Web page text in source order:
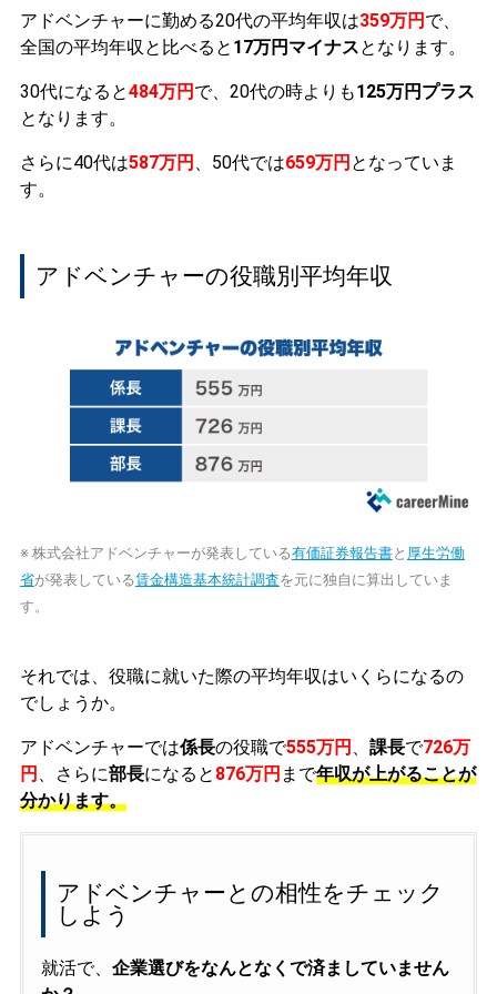
アドベンチャーに勤める20代の平均年収は359万円 で、
全国の平均年収と比べると 17万円マイナスとなります。
30代になると484万円 で、20代の時よりも125万円プラス
となります。
さらに40代は587万円 、50代では659万円 となっていま
す。
アドベンチャーの役職別平均年収
※ 株式会社アドベンチャーが発表している有価証券報告書と 厚生労働
省が発表している賃金構造基本統計調査を元に独自に算出していま
す。
それでは、役職に就いた際の平均年収はいくらになるの
でしょうか。
アドベンチャーでは係長の役職で555万円 課長で726万
円
、さらに部長になると 876万円 まで年収が上がることが
分かります。
アドベンチャーとの相性をチェック
しよう
就活で、 企業選びをなんとなくで済ましていません